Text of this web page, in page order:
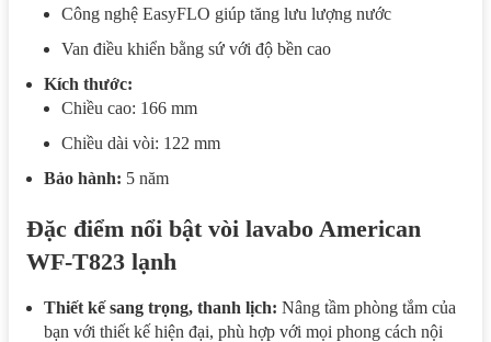
Công nghệ EasyFLO giúp tăng lưu lượng nước
Van điều khiển bằng sứ với độ bền cao
Kích thước:
Chiều cao: 166 mm
Chiều dài vòi: 122 mm
Bảo hành: 5 năm
Đặc điểm nổi bật vòi lavabo American
WF-T823​ lạnh
Thiết kế sang trọng, thanh lịch: Nâng tầm phòng tắm của
bạn với thiết kế hiện đại, phù hợp với mọi phong cách nội